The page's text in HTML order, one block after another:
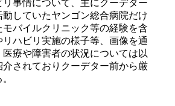
事情について、主にクーデター
していたヤンゴン総合病院だけ
バイルクリニック等の経験を含
ハビリ実施の様子等、画像を通
医療や障害者の状況については以
されておりクーデター前から厳